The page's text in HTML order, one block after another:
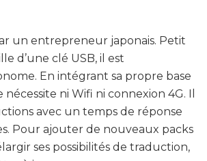
un entrepreneur japonais. Petit
d’une clé USB, il est
En intégrant sa propre base
nécessite ni Wifi ni connexion 4G. Il
avec un temps de réponse
Pour ajouter de nouveaux packs
ses possibilités de traduction,